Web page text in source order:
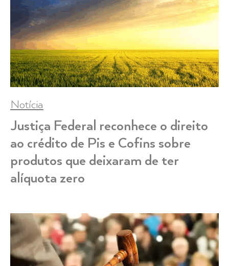
Notícia
Justiça Federal reconhece o direito
ao crédito de Pis e Cofins sobre
produtos que deixaram de ter
alíquota zero